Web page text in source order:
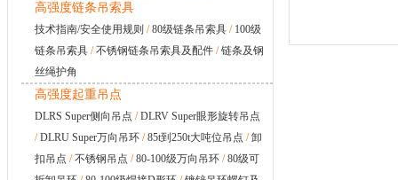
高强度链条吊索具
技术指南/安全使用规则 /80级链条吊索具 / 100级
链条吊索具 /不锈钢链条吊索具及配件 /链条及钢
丝绳护角
高强度起重吊点
DLRS Super侧向吊点 /DLRV Super眼形旋转吊点
/DLRU Super万向吊环 /85t到250t大吨位吊点 /卸
扣吊点 /不锈钢吊点 /80-100级万向吊环 /80级可